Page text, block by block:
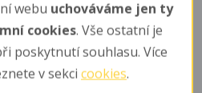
webu uchováváme jen ty
cookies. Vše ostatní je
poskytnutí souhlasu. Více
v sekci cookies.